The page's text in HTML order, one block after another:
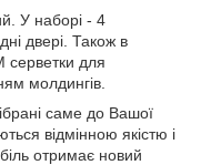
У наборі - 4
двері. Також в
серветки для
молдингів.
саме до Вашої
відмінною якістю і
отримає новий